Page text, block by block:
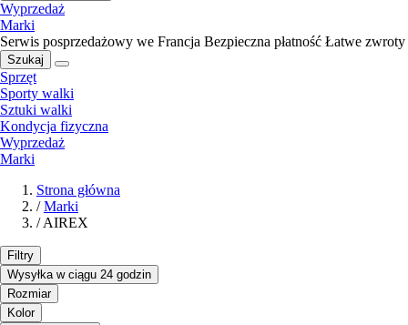
Wyprzedaż
Marki
Serwis posprzedażowy we Francja Bezpieczna płatność Łatwe zwroty
Szukaj
Sprzęt
Sporty walki
Sztuki walki
Kondycja fizyczna
Wyprzedaż
Marki
Strona główna
/ Marki
/ AIREX
Filtry
Wysyłka w ciągu 24 godzin
Rozmiar
Kolor